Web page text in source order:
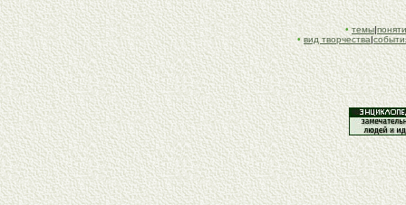
• темы|
• вид творчества|